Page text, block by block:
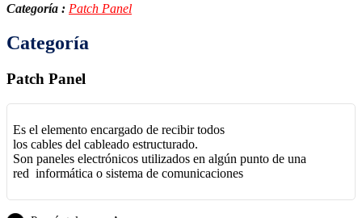
Categoría : Patch Panel
Categoría
Patch Panel
Es el elemento encargado de recibir todos
los cables del cableado estructurado.
Son paneles electrónicos utilizados en algún punto de una
red informática o sistema de comunicaciones